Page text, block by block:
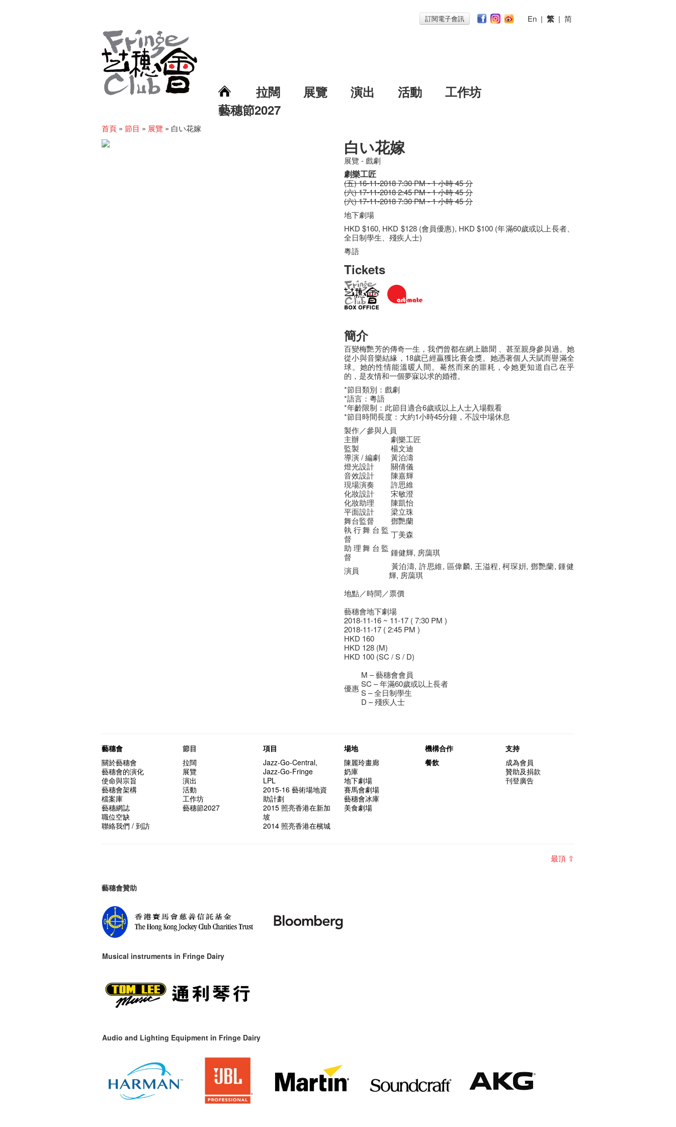
訂閱電子會訊 En | 繁 | 简
拉闊 展覽 演出 活動
工作坊
藝穗節2027
首頁 » 節目 » 展覽 » 白い花嫁
白い花嫁
展覽 - 戲劇
劇樂工匠
(五) 16-11-2018 7:30 PM - 1 小時 45 分
(六) 17-11-2018 2:45 PM - 1 小時 45 分
(六) 17-11-2018 7:30 PM - 1 小時 45 分
地下劇場
HKD $160, HKD $128 (會員優惠), HKD $100 (年滿60歲或以上長者、
全日制學生、殘疾人士)
粵語
Tickets
簡介
百變梅艷芳的傳奇一生，我們曾都在網上聽聞 、甚至親身參與過。她
從小與音樂結緣，18歲已經贏獲比賽金獎。她憑著個人天賦而譽滿全
球。她的性情能溫暖人間。驀然而來的噩耗，令她更知道自己在乎
的，是友情和一個夢寐以求的婚禮。
*節目類別：戲劇
*語言：粵語
*年齡限制：此節目適合6歲或以上人士入場觀看
*節目時間長度：大約1小時45分鐘，不設中場休息
製作／參與人員
主辦
劇樂工匠
監製
楊文迪
導演 / 編劇
黃泊濤
燈光設計
關倩儀
音效設計
陳嘉輝
現場演奏
許思維
化妝設計
宋敏澄
化妝助理
陳凱怡
平面設計
梁立珠
舞台監督
鄧艷蘭
執行舞台監
督
丁美森
助理舞台監
督
鍾健輝, 房藹琪
演員
黃泊濤, 許思維, 區偉麟, 王溢程, 柯琛姸, 鄧艷蘭, 鍾健
輝, 房藹琪
地點／時間／票價
藝穗會地下劇場
2018-11-16 ~ 11-17 ( 7:30 PM )
2018-11-17 ( 2:45 PM )
HKD 160
HKD 128 (M)
HKD 100 (SC / S / D)
優惠
M – 藝穗會會員
SC – 年滿60歲或以上長者
S – 全日制學生
D – 殘疾人士
藝穗會
關於藝穗會
藝穗會的演化
使命與宗旨
藝穗會架構
檔案庫
藝穗網誌
職位空缺
聯絡我們 / 到訪
節目
拉闊
展覽
演出
活動
工作坊
藝穗節2027
項目
Jazz-Go-Central,
Jazz-Go-Fringe
LPL
2015-16 藝術場地資
助計劃
2015 照亮香港在新加
坡
2014 照亮香港在檳城
場地
陳麗玲畫廊
奶庫
地下劇場
賽馬會劇場
藝穗會冰庫
美食劇場
機構合作
餐飲
支持
成為會員
贊助及捐款
刊登廣告
最頂 ⇧
藝穗會贊助
Musical instruments in Fringe Dairy
Audio and Lighting Equipment in Fringe Dairy